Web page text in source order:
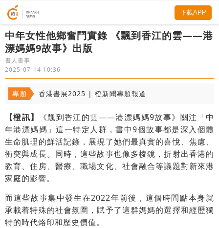
中年女性他鄉奮鬥實錄 《飄到香江的雲——港
漂媽媽9故事》出版
書人書事
2025-07-14 10:36
專題 香港書展2025 | 橙新聞專題報道
【橙訊】
《飄到香江的雲——港漂媽媽9故事》關注「中
年港漂媽媽」這一特定人群，書中9個故事都是深入個體
生命肌理的鮮活記錄，展現了她們最真實的喜悅、焦慮、
衝突與成長。同時，這些故事也像多棱鏡，折射出香港的
教育、住房、醫療、職場文化、社會融合等議題對新來港
家庭的影響。
而這些故事集中發生在2022年前後，這個時間點本身就
承載着特殊的社會氛圍，賦予了這群媽媽的選擇和經歷獨
特的時代烙印和歷史價值。
下載APP